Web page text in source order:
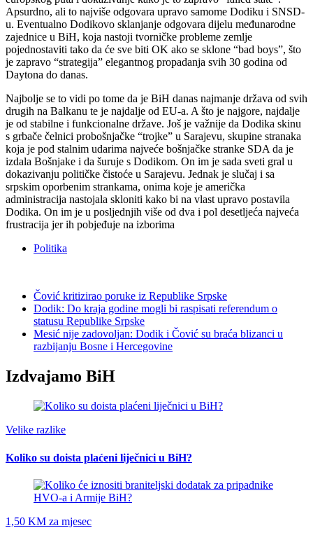
Apsurdno, ali to najviše odgovara upravo samome Dodiku i SNSD-
u. Eventualno Dodikovo sklanjanje odgovara dijelu međunarodne
zajednice u BiH, koja nastoji tvorničke probleme zemlje
pojednostaviti tako da će sve biti OK ako se sklone “bad boys”, što
je zapravo “strategija” elegantnog propadanja svih 30 godina od
Daytona do danas.
Najbolje se to vidi po tome da je BiH danas najmanje država od svih
drugih na Balkanu te je najdalje od EU-a. A što je najgore, najdalje
je od stabilne i funkcionalne države. Još je važnije da Dodika skinu
s grbače čelnici probošnjačke “trojke” u Sarajevu, skupine stranaka
koja je pod stalnim udarima najveće bošnjačke stranke SDA da je
izdala Bošnjake i da šuruje s Dodikom. On im je sada sveti gral u
dokazivanju političke čistoće u Sarajevu. Jednak je slučaj i sa
srpskim oporbenim strankama, onima koje je američka
administracija nastojala skloniti kako bi na vlast upravo postavila
Dodika. On im je u posljednjih više od dva i pol desetljeća najveća
frustracija jer ih pobjeđuje na izborima
Politika
Čović kritizirao poruke iz Republike Srpske
Dodik: Do kraja godine mogli bi raspisati referendum o
statusu Republike Srpske
Mesić nije zadovoljan: Dodik i Čović su braća blizanci u
razbijanju Bosne i Hercegovine
Izdvajamo BiH
Velike razlike
Koliko su doista plaćeni liječnici u BiH?
1,50 KM za mjesec